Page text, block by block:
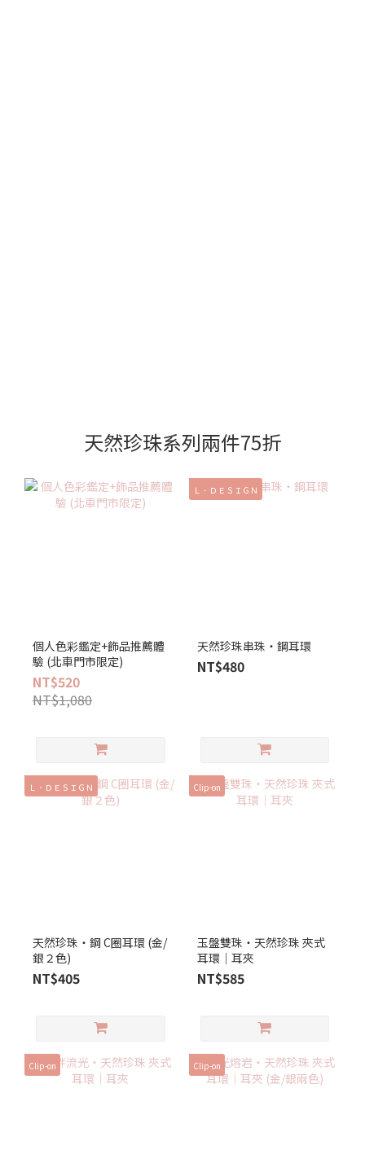
天然珍珠系列兩件75折
個人色彩鑑定+飾品推薦體
驗 (北車門市限定)
NT$520
NT$1,080
Ｌ．ＤＥＳＩＧＮ
天然珍珠串珠‧鋼耳環
NT$480
Ｌ．ＤＥＳＩＧＮ
天然珍珠‧鋼 C圈耳環 (金/
銀２色)
NT$405
Clip-on
玉盤雙珠‧天然珍珠 夾式
耳環｜耳夾
NT$585
Clip-on Clip-on